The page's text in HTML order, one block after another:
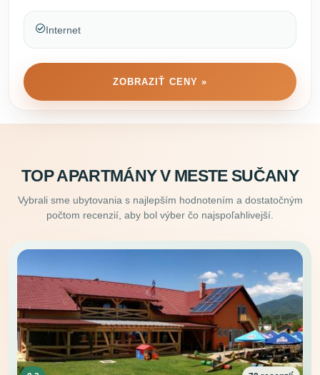
Internet
ZOBRAZIŤ CENY »
TOP APARTMÁNY V MESTE SUČANY
Vybrali sme ubytovania s najlepším hodnotením a dostatočným
počtom recenzií, aby bol výber čo najspoľahlivejší.